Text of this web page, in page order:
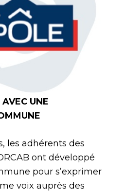
UNE
les adhérents des
ont développé
pour s’exprimer
voix auprès des